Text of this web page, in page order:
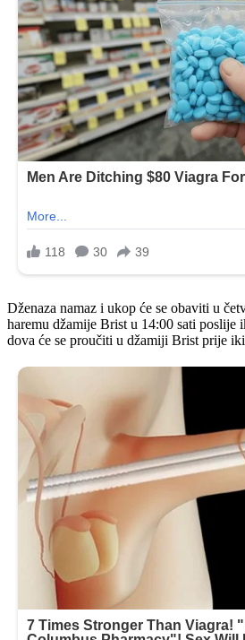
Dženaza namaz i ukop će se obaviti u
haremu džamije Brist u 14:00 sati poslije
dova će se proučiti u džamiji Brist prije